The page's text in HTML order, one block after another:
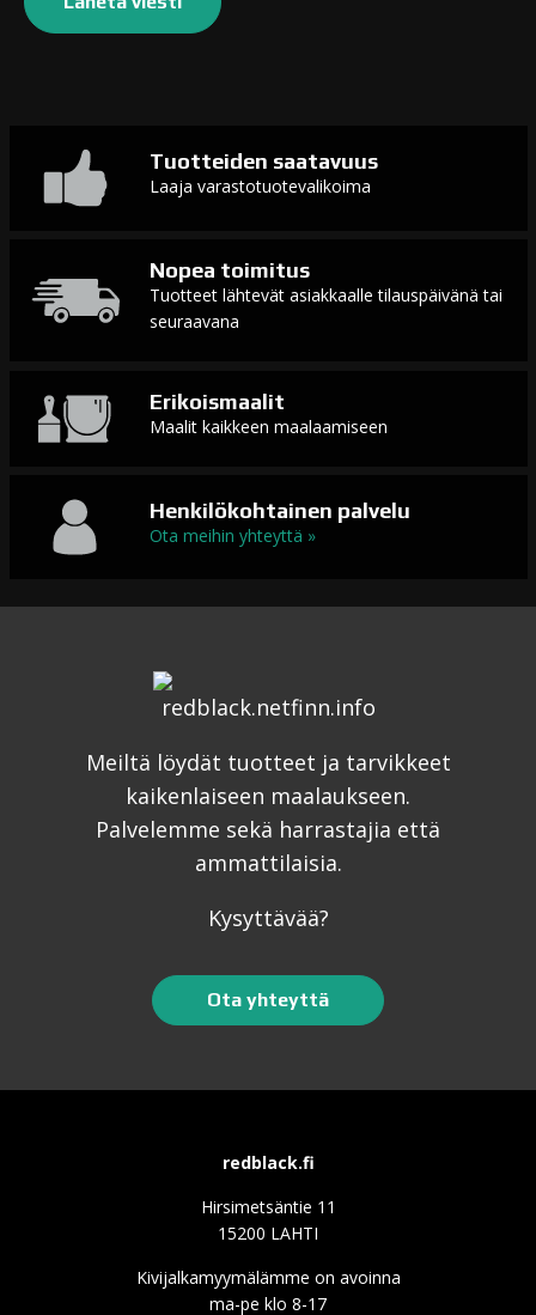
Tuotteiden saatavuus
Laaja varastotuotevalikoima
Nopea toimitus
Tuotteet lähtevät asiakkaalle tilauspäivänä tai
seuraavana
Erikoismaalit
Maalit kaikkeen maalaamiseen
Henkilökohtainen palvelu
Ota meihin yhteyttä »
Meiltä löydät tuotteet ja tarvikkeet
kaikenlaiseen maalaukseen.
Palvelemme sekä harrastajia että
ammattilaisia.
Kysyttävää?
Ota yhteyttä
redblack.fi
Hirsimetsäntie 11
15200 LAHTI
Kivijalkamyymälämme on avoinna
ma-pe klo 8-17